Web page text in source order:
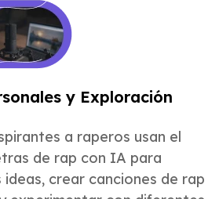
y Exploración
a raperos usan el
de rap con IA para
crear canciones de rap